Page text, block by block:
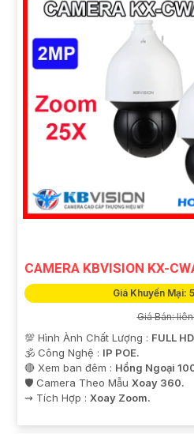
CAMERA KBVISION KX-
Giá Khuyến Mại:
Giá Bán:
💯 Hình Ành Chất Lượng : FULL
🕉️ Công Nghệ : IP POE.
🔴 Xem ban đêm : Hồng Ngoại
🛡 Camera Theo Mẫu Xoay 360.
️⇝ Tích Hợp : Xoay Zoom.